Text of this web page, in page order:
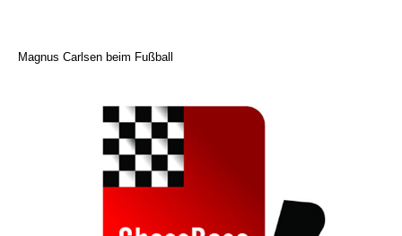
Magnus Carlsen beim Fußball